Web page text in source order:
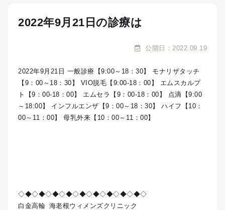
2022年9月21日の診療は
公開日：2022.09.19
2022年9月21日 一般診療【9:00～18：30】 モナリザタッチ
【9：00～18：30】 VIO脱毛【9:00-18：00】 エムスカルプ
ト【9：00-18：00】 エムセラ【9：00-18：00】 点滴【9:00
～18:00】 インフルエンザ【9：00～18：30】 ハイフ【10：
00～11：00】 母乳外来【10：00～11：00】
◇◆◇◆◇◆◇◆◇◆◇◆◇◆◇◆◇◆◇
白金高輪 海老根ウィメンズクリニック